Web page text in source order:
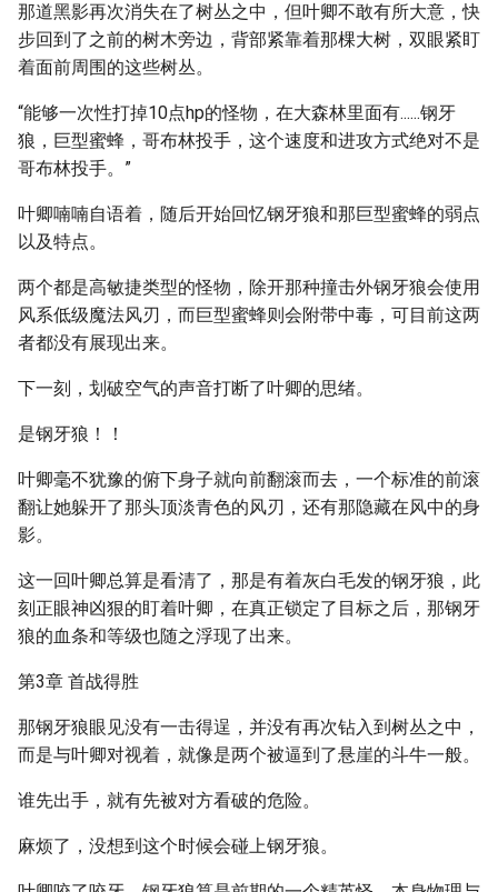
那道黑影再次消失在了树丛之中，但叶卿不敢有所大意，快
步回到了之前的树木旁边，背部紧靠着那棵大树，双眼紧盯
着面前周围的这些树丛。
“能够一次性打掉10点hp的怪物，在大森林里面有......钢牙
狼，巨型蜜蜂，哥布林投手，这个速度和进攻方式绝对不是
哥布林投手。”
叶卿喃喃自语着，随后开始回忆钢牙狼和那巨型蜜蜂的弱点
以及特点。
两个都是高敏捷类型的怪物，除开那种撞击外钢牙狼会使用
风系低级魔法风刃，而巨型蜜蜂则会附带中毒，可目前这两
者都没有展现出来。
下一刻，划破空气的声音打断了叶卿的思绪。
是钢牙狼！！
叶卿毫不犹豫的俯下身子就向前翻滚而去，一个标准的前滚
翻让她躲开了那头顶淡青色的风刃，还有那隐藏在风中的身
影。
这一回叶卿总算是看清了，那是有着灰白毛发的钢牙狼，此
刻正眼神凶狠的盯着叶卿，在真正锁定了目标之后，那钢牙
狼的血条和等级也随之浮现了出来。
第3章 首战得胜
那钢牙狼眼见没有一击得逞，并没有再次钻入到树丛之中，
而是与叶卿对视着，就像是两个被逼到了悬崖的斗牛一般。
谁先出手，就有先被对方看破的危险。
麻烦了，没想到这个时候会碰上钢牙狼。